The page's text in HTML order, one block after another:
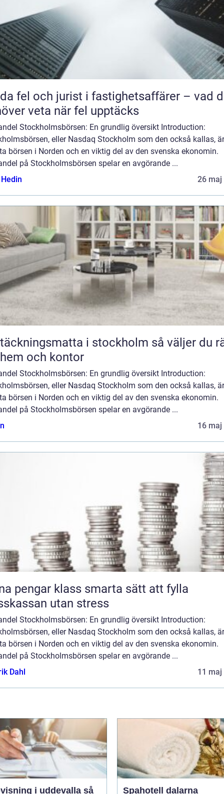
fel och jurist i fastighetsaffärer – vad
veta när fel upptäcks
Stockholmsbörsen: En grundlig översikt Introduction:
eller Nasdaq Stockholm som den också kallas,
börsen i Norden och en viktig del av den svenska ekonomin.
på Stockholmsbörsen spelar en avgörande ...
26 maj
i stockholm så väljer du rätt
och kontor
Stockholmsbörsen: En grundlig översikt Introduction:
eller Nasdaq Stockholm som den också kallas,
börsen i Norden och en viktig del av den svenska ekonomin.
på Stockholmsbörsen spelar en avgörande ...
16 maj
klass smarta sätt att fylla
utan stress
Stockholmsbörsen: En grundlig översikt Introduction:
eller Nasdaq Stockholm som den också kallas,
börsen i Norden och en viktig del av den svenska ekonomin.
på Stockholmsbörsen spelar en avgörande ...
Dahl
11 maj
i uddevalla så Spahotell dalarna